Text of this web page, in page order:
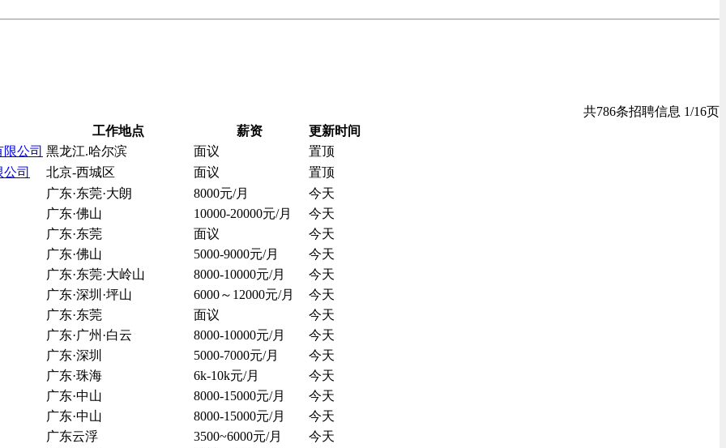
共786条招聘信息 1/16页
工作地点 薪资
更新时间
公司 黑龙江.哈尔滨 面议
置顶
司 北京-西城区 面议
置顶
广东·东莞·大朗
8000元/月
今天
广东·佛山
10000-20000元/月
今天
广东·东莞
面议
今天
广东·佛山
5000-9000元/月
今天
广东·东莞·大岭山
8000-10000元/月
今天
广东·深圳·坪山
6000～12000元/月
今天
广东·东莞
面议
今天
广东·广州·白云
8000-10000元/月
今天
广东·深圳
5000-7000元/月
今天
广东·珠海
6k-10k元/月
今天
广东·中山
8000-15000元/月
今天
广东·中山
8000-15000元/月
今天
广东云浮
3500~6000元/月
今天